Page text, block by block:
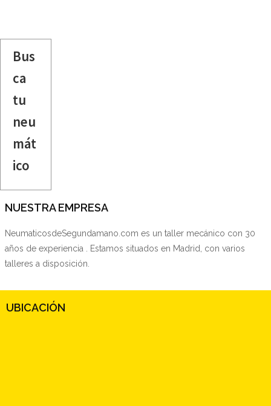
Bus
ca
tu
neu
mát
ico
NUESTRA EMPRESA
NeumaticosdeSegundamano.com es un taller mecánico con 30
años de experiencia . Estamos situados en Madrid, con varios
talleres a disposición.
UBICACIÓN